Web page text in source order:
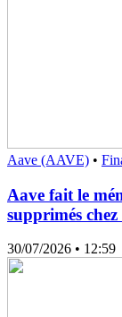
Aave (AAVE) •
Aave fait le
supprimés
30/07/2026 • 12:59